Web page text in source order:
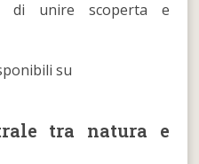
di unire scoperta e
su
tra natura e